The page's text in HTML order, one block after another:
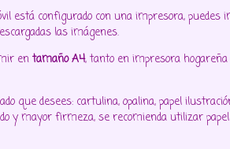
está configurado con una impresora, puedes
las imágenes.
entamaño A4, tanto en impresora
que desees: cartulina, opalina, papel
y mayor firmeza, se recomienda utilizar